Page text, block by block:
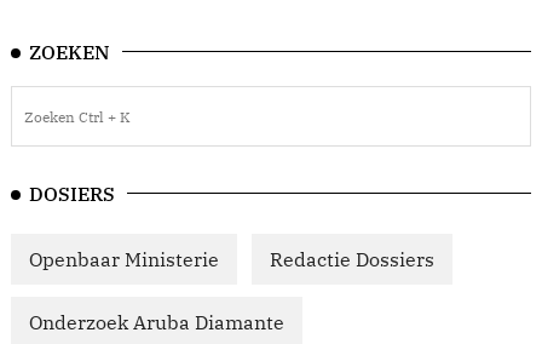
ZOEKEN
DOSIERS
Openbaar Ministerie Redactie Dossiers
Onderzoek Aruba Diamante